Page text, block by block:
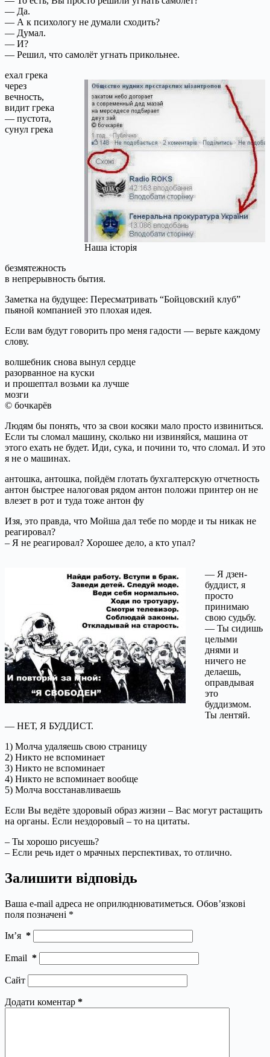
— Да.
— А к психологу не думали сходить?
— Думал.
— И?
— Решил, что самолёт угнать прикольнее.
Наша історія
ехал грека
через
вечность,
видит грека
— пустота,
сунул грека
безмятежность
в непрерывность бытия.
Заметка на будущее: Пересматривать “Бойцовский клуб”
пьяной компанией это плохая идея.
Если вам будут говорить про меня гадости — верьте каждому
слову.
волшебник снова вынул сердце
разорванное на куски
и прошептал возьми ка лучше
мозги
© бочкарёв
Людям бы понять, что за свои косяки мало просто извиниться.
Если ты сломал машину, сколько ни извиняйся, машина от
этого ехать не будет. Иди, сука, и почини то, что сломал. И это
я не о машинах.
антошка, антошка, пойдём глотать бухгалтерскую отчетность
антон быстрее налоговая рядом антон положи принтер он не
влезет в рот и туда тоже антон фу
Изя, это правда, что Мойша дал тебе по морде и ты никак не
реагировал?
– Я не реагировал? Хорошее дело, а кто упал?
— Я дзен-
буддист, я
просто
принимаю
свою судьбу.
— Ты сидишь
целыми
днями и
ничего не
делаешь,
оправдывая
это
буддизмом.
Ты лентяй.
— НЕТ, Я БУДДИСТ.
1) Молча удаляешь свою страницу
2) Никто не вспоминает
3) Никто не вспоминает
4) Никто не вспоминает вообще
5) Молча восстанавливаешь
Если Вы ведёте здоровый образ жизни – Вас могут растащить
на органы. Если нездоровый – то на цитаты.
– Ты хорошо рисуешь?
– Если речь идет о мрачных перспективах, то отлично.
Залишити відповідь
Ваша e-mail адреса не оприлюднюватиметься. Обов’язкові
поля позначені *
Ім’я *
Email *
Сайт
Додати коментар *